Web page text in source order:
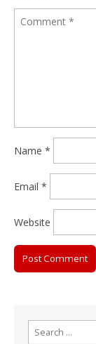
Name *
Email *
Website